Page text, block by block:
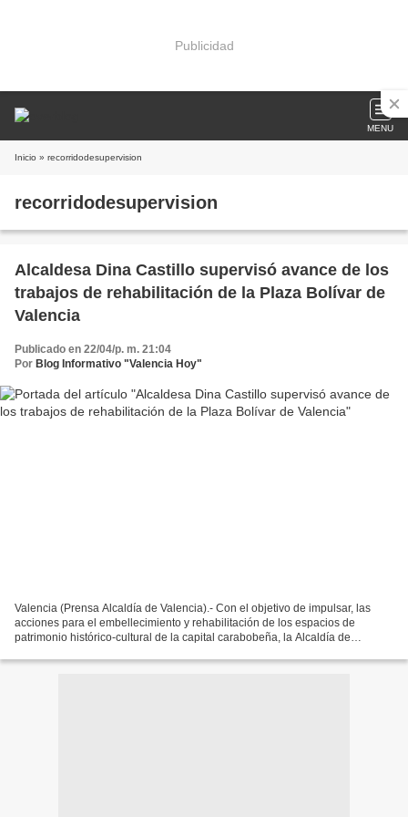
Publicidad
MENU
Inicio » recorridodesupervision
recorridodesupervision
Alcaldesa Dina Castillo supervisó avance de los
trabajos de rehabilitación de la Plaza Bolívar de
Valencia
Publicado en 22/04/p. m. 21:04
Por Blog Informativo "Valencia Hoy"
Valencia (Prensa Alcaldía de Valencia).- Con el objetivo de impulsar, las
acciones para el embellecimiento y rehabilitación de los espacios de
patrimonio histórico-cultural de la capital carabobeña, la Alcaldía de